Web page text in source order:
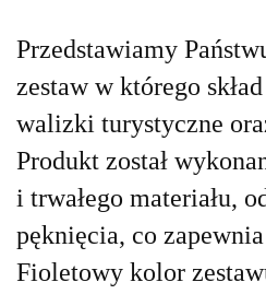
Przedstawiamy
zestaw w którego
walizki turystyczne
Produkt został
i trwałego materiału,
pęknięcia, co
Fioletowy kolor